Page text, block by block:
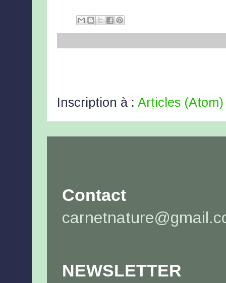
Inscription à : Articles (Atom)
Contact
NEWSLETTER